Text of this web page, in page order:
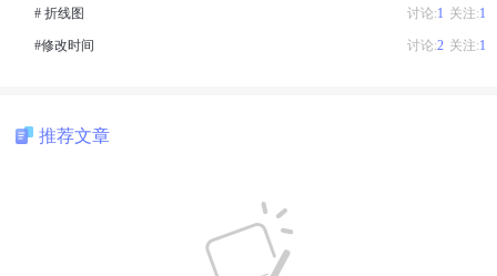
# 折线图 讨论:1 关注:1
#修改时间 讨论:2 关注:1
推荐文章